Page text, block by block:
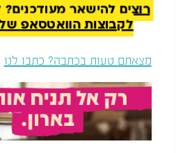
שתיהן, הן הגיעו לשתי מסקנות
במבט ראשון ושטחי נדמה
הצייתנית והממושמעת,
בהתאם לבקשתה. וזאת בשונה
על דעת עצמה, בעקשנות
נעמי. אולם חז"ל מאירים את
עמוק בהרבה בהתנהלותן.
ערפה', שהפכה עורף
" (רות
רוצים להישאר
לקבוצות הוואטסאפ של ערוץ
מצאתם טעות בכתבה? כתבו לנו